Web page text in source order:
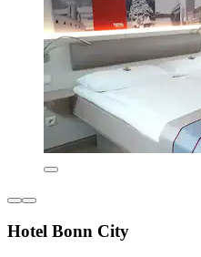
Hotel Bonn City